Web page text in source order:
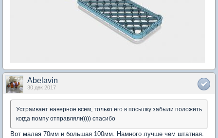
Abelavin
30 дек 2017
Устраивает наверное всем, только его в посылку забыли положить
когда помпу отправляли)))) спасибо
Вот малая 70мм и большая 100мм. Намного лучше чем штатная.